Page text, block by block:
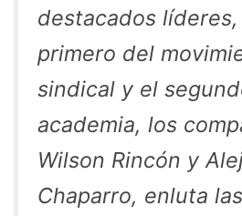
destacados
primero del
sindical y el
academia, los
Wilson Rincón y
Chaparro, enluta